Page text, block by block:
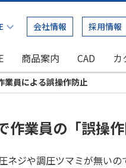
会社情報 採用情報
商品案内 CAD カ
業員による誤操作防止
作業員の「誤操作
ネジや調圧ツマミが無い